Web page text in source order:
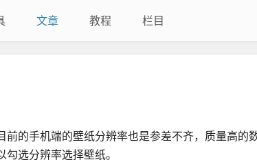
文章 教程 栏目
的手机端的壁纸分辨率也是参差不齐，质量高的
选分辨率选择壁纸。